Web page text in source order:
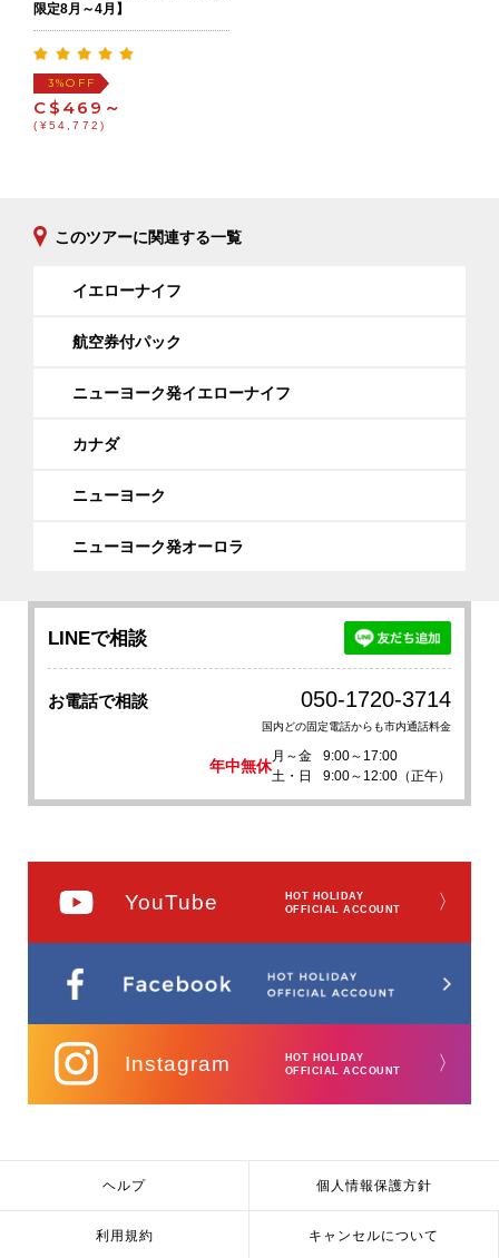
限定8月～4月】
3%OFF
C$469～
(¥54,772)
このツアーに関連する一覧
イエローナイフ
航空券付パック
ニューヨーク発イエローナイフ
カナダ
ニューヨーク
ニューヨーク発オーロラ
LINEで相談
お電話で相談 050-1720-3714
国内どの固定電話からも市内通話料金
年中無休
月～金
9:00～17:00
土・日
9:00～12:00（正午）
YouTube
HOT HOLIDAY
OFFICIAL ACCOUNT
〉
Instagram
HOT HOLIDAY
OFFICIAL ACCOUNT
〉
ヘルプ 個人情報保護方針
利用規約 キャンセルについて